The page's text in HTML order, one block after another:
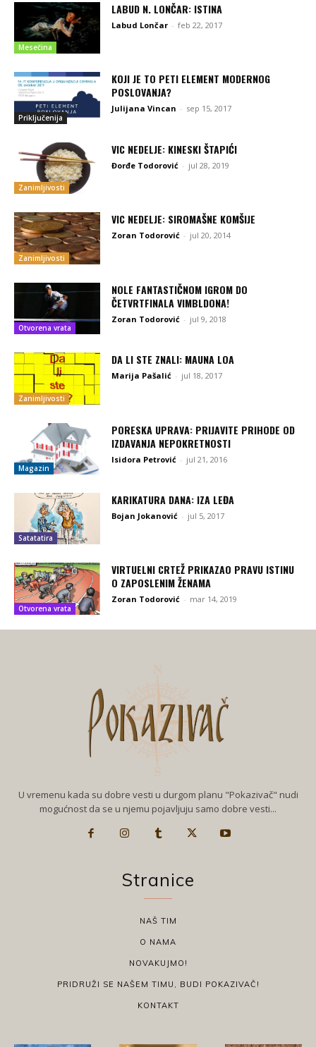
Mesečina
LABUD N. LONČAR: ISTINA
Labud Lončar - feb 22, 2017
Priključenija
KOJI JE TO PETI ELEMENT MODERNOG
POSLOVANJA?
Julijana Vincan - sep 15, 2017
Zanimljivosti
VIC NEDELJE: KINESKI ŠTAPIĆI
Đorđe Todorović - jul 28, 2019
Zanimljivosti
VIC NEDELJE: SIROMAŠNE KOMŠIJE
Zoran Todorović - jul 20, 2014
Otvorena vrata
NOLE FANTASTIČNOM IGROM DO
ČETVRTFINALA VIMBLDONA!
Zoran Todorović - jul 9, 2018
Zanimljivosti
DA LI STE ZNALI: MAUNA LOA
Marija Pašalić - jul 18, 2017
Magazin
PORESKA UPRAVA: PRIJAVITE PRIHODE OD
IZDAVANJA NEPOKRETNOSTI
Isidora Petrović - jul 21, 2016
Satatatira
KARIKATURA DANA: IZA LEĐA
Bojan Jokanović - jul 5, 2017
Otvorena vrata
VIRTUELNI CRTEŽ PRIKAZAO PRAVU ISTINU
O ZAPOSLENIM ŽENAMA
Zoran Todorović - mar 14, 2019
U vremenu kada su dobre vesti u durgom planu "Pokazivač" nudi
mogućnost da se u njemu pojavljuju samo dobre vesti...
Stranice
NAŠ TIM
O NAMA
NOVAKUJMO!
PRIDRUŽI SE NAŠEM TIMU, BUDI POKAZIVAČ!
KONTAKT